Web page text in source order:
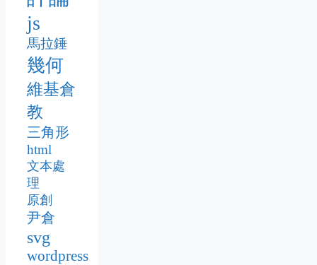
js
馬拉錘
幾何
維基倉
教
三角形
html
文本處
理
原創
尹倉
svg
wordpress